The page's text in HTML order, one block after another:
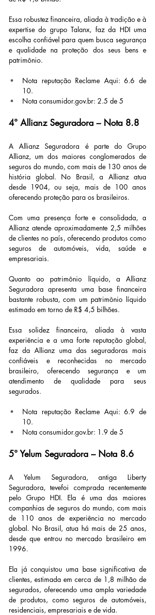
Essa robustez financeira, aliada à tradição e à
expertise do grupo Talanx, faz da HDI uma
escolha confiável para quem busca segurança
e qualidade na proteção dos seus bens e
patrimônio.
Nota reputação Reclame Aqui: 6.6 de
10.
Nota consumidor.gov.br: 2.5 de 5
4° Allianz Seguradora – Nota 8.8
A Allianz Seguradora é parte do Grupo
Allianz, um dos maiores conglomerados de
seguros do mundo, com mais de 130 anos de
história global. No Brasil, a Allianz atua
desde 1904, ou seja, mais de 100 anos
oferecendo proteção para os brasileiros.
Com uma presença forte e consolidada, a
Allianz atende aproximadamente 2,5 milhões
de clientes no país, oferecendo produtos como
seguros de automóveis, vida, saúde e
empresariais.
Quanto ao patrimônio líquido, a Allianz
Seguradora apresenta uma base financeira
bastante robusta, com um patrimônio líquido
estimado em torno de R$ 4,5 bilhões.
Essa solidez financeira, aliada à vasta
experiência e a uma forte reputação global,
faz da Allianz uma das seguradoras mais
confiáveis e reconhecidas no mercado
brasileiro, oferecendo segurança e um
atendimento de qualidade para seus
segurados.
Nota reputação Reclame Aqui: 6.9 de
10.
Nota consumidor.gov.br: 1.9 de 5
5° Yelum Seguradora – Nota 8.6
A Yelum Seguradora, antiga Liberty
Seguradora, tevefoi comprada recentemente
pelo Grupo HDI. Ela é uma das maiores
companhias de seguros do mundo, com mais
de 110 anos de experiência no mercado
global. No Brasil, atua há mais de 25 anos,
desde que entrou no mercado brasileiro em
1996.
Ela já conquistou uma base significativa de
clientes, estimada em cerca de 1,8 milhão de
segurados, oferecendo uma ampla variedade
de produtos, como seguros de automóveis,
residenciais, empresariais e de vida.